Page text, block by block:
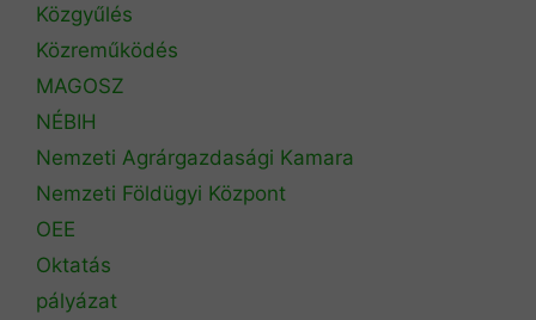
Közgyűlés
Közreműködés
MAGOSZ
NÉBIH
Nemzeti Agrárgazdasági Kamara
Nemzeti Földügyi Központ
OEE
Oktatás
pályázat